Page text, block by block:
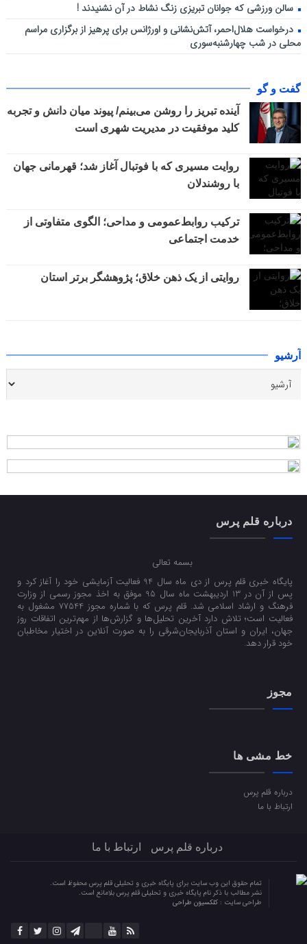
سالن ورزشی که جوانان تبریزی زنگ نشاط در آن نشنیدند !
درخواست هلال‌احمر، آتش‌نشانی و اورژانس برای پرهیز از برگزاری مراسم
محلی در شب چهارشنبه‌سوری
گفت و گو
آینده تبریز را روشن می‌بینم/ پیوند میان دانش و تجربه
کلید موفقیت در مدیریت شهری است
روایت مسیری که با فوتبال آغاز شد؛ قهرمانی جهان
با روشندلان
ترکیب روابط‌عمومی و مداحی؛ الگوی متفاوتی از
خدمت اجتماعی
روایتی از یک ذهن خلاق؛ پژوهشگر برتر استان
آرشیو
درباره قلم پرس
بسمه تعالی
پایگاه خبری قلم پرس از دی ماه سال 94 فعالیت آزمایشی خود را آغاز کرد و
پس از آن در 13 اردیبهشت ماه سال 95 موفق به اخذ مجوز رسمی از وزارت
فرهنگ و ارشاد اسلامی شد. قلم پرس که با شماره مجوز 77544 مشغول به
فعالیت است؛ تلاش دارد آخرین تحلیل‌ها و گزارش‌ها از مهم‌ترین اتفاقات روز
جهان، ایران و استان آذربایجان‌شرقی را به صورت آنلاین در اختیار مخاطبان
خود قرار دهد.
مجوز
خط مشی ها
درباره قلم پرس
ارتباط با ما
درباره قلم پرس ارتباط با ما
تمام حقوق این وب سایت برای پایگاه خبری و تحلیلی قلم پرس محفوظ است.
نشر مطالب با ذکر نام پایگاه خبری و تحلیلی قلم پرس بلامانع است.
طراحی سایت : کلکسیون طراحی